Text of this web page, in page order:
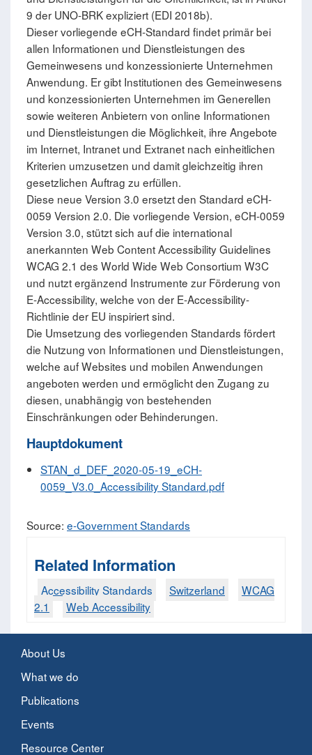
9 der UNO-BRK expliziert (EDI 2018b).
Dieser vorliegende eCH-Standard findet primär bei
allen Informationen und Dienstleistungen des
Gemeinwesens und konzessionierte Unternehmen
Anwendung. Er gibt Institutionen des Gemeinwesens
und konzessionierten Unternehmen im Generellen
sowie weiteren Anbietern von online Informationen
und Dienstleistungen die Möglichkeit, ihre Angebote
im Internet, Intranet und Extranet nach einheitlichen
Kriterien umzusetzen und damit gleichzeitig ihren
gesetzlichen Auftrag zu erfüllen.
Diese neue Version 3.0 ersetzt den Standard eCH-
0059 Version 2.0. Die vorliegende Version, eCH-0059
Version 3.0, stützt sich auf die international
anerkannten Web Content Accessibility Guidelines
WCAG 2.1 des World Wide Web Consortium W3C
und nutzt ergänzend Instrumente zur Förderung von
E-Accessibility, welche von der E-Accessibility-
Richtlinie der EU inspiriert sind.
Die Umsetzung des vorliegenden Standards fördert
die Nutzung von Informationen und Dienstleistungen,
welche auf Websites und mobilen Anwendungen
angeboten werden und ermöglicht den Zugang zu
diesen, unabhängig von bestehenden
Einschränkungen oder Behinderungen.
Hauptdokument
STAN_d_DEF_2020-05-19_eCH-
0059_V3.0_Accessibility Standard.pdf
Source: e-Government Standards
Related Information
Accessibility Standards Switzerland
WCAG
2.1
Web Accessibility
About Us
What we do
Publications
Events
Resource Center